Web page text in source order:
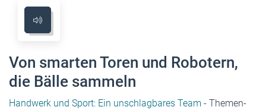
Von smarten Toren und Robotern,
die Bälle sammeln
Handwerk und Sport: Ein unschlagbares Team - Themen-